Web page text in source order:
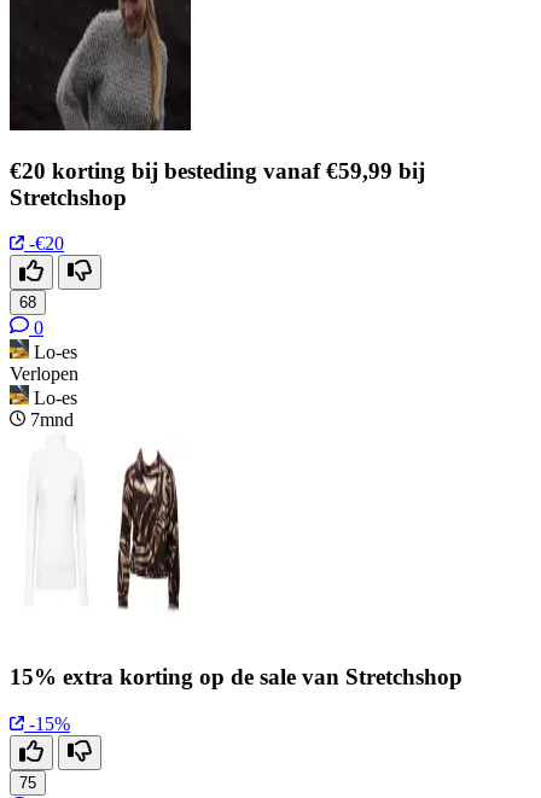
€20 korting bij besteding vanaf €59,99 bij
Stretchshop
-€20
68
0
Lo-es
Verlopen
Lo-es
7mnd
15% extra korting op de sale van Stretchshop
-15%
75